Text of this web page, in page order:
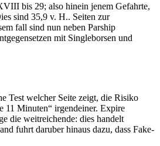
bis 29; also hinein jenem Gefahrte,
sind 35,9 v. H.. Seiten zur
fall sind nun neben Parship
mit Singleborsen und
Test welcher Seite zeigt, die Risiko
11 Minuten“ irgendeiner. Expire
die weitreichende: dies handelt
fuhrt daruber hinaus dazu, dass Fake-